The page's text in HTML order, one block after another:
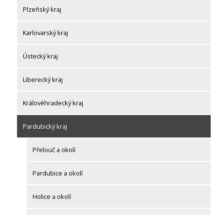
Plzeňský kraj
Karlovarský kraj
Ústecký kraj
Liberecký kraj
Královéhradecký kraj
Pardubický kraj
Přelouč a okolí
Pardubice a okolí
Holice a okolí